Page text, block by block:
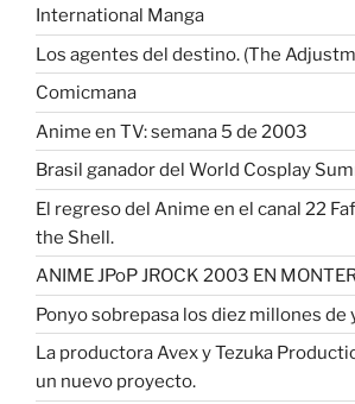
International Manga
Los agentes del destino. (The
Comicmana
Anime en TV: semana 5 de 2003
Brasil ganador del World Cosplay
El regreso del Anime en el canal 22
the Shell.
ANIME JPoP JROCK 2003 EN
Ponyo sobrepasa los diez millones de
La productora Avex y Tezuka
un nuevo proyecto.